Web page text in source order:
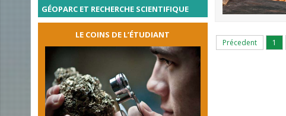
Précedent 1
GÉOPARC ET RECHERCHE SCIENTIFIQUE
LE COINS DE L’ÉTUDIANT